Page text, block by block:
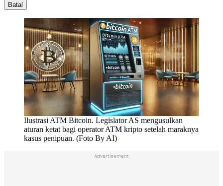
Batal
Ilustrasi ATM Bitcoin. Legislator AS mengusulkan
aturan ketat bagi operator ATM kripto setelah maraknya
kasus penipuan. (Foto By AI)
Advertisement